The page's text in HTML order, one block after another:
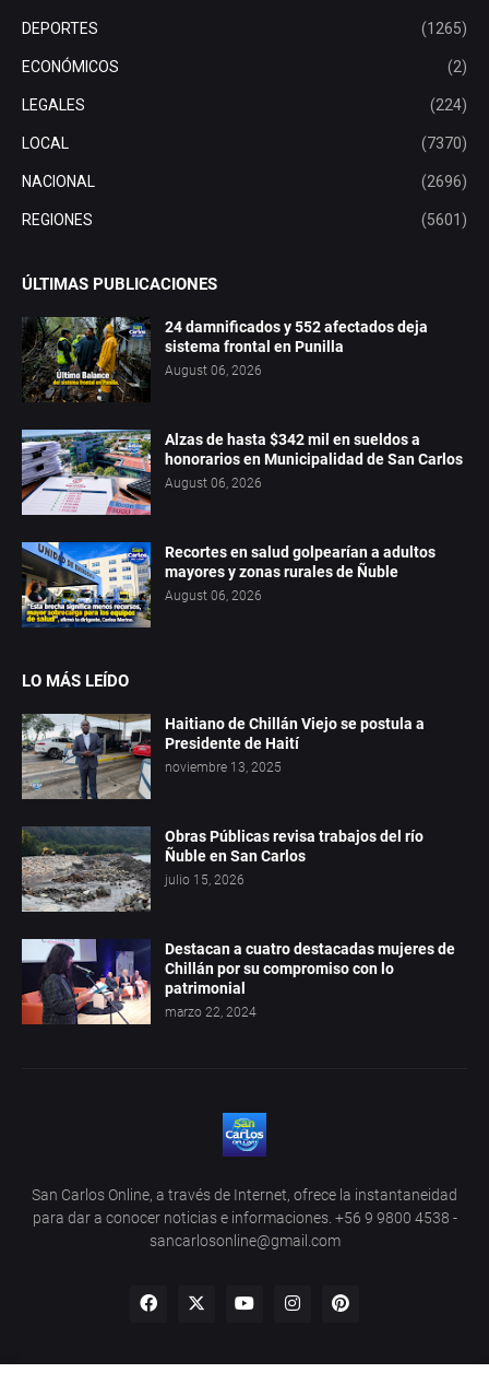
DEPORTES (1265)
ECONÓMICOS (2)
LEGALES (224)
LOCAL (7370)
NACIONAL (2696)
REGIONES (5601)
ÚLTIMAS PUBLICACIONES
24 damnificados y 552 afectados deja
sistema frontal en Punilla
August 06, 2026
Alzas de hasta $342 mil en sueldos a
honorarios en Municipalidad de San Carlos
August 06, 2026
Recortes en salud golpearían a adultos
mayores y zonas rurales de Ñuble
August 06, 2026
LO MÁS LEÍDO
Haitiano de Chillán Viejo se postula a
Presidente de Haití
noviembre 13, 2025
Obras Públicas revisa trabajos del río
Ñuble en San Carlos
julio 15, 2026
Destacan a cuatro destacadas mujeres de
Chillán por su compromiso con lo
patrimonial
marzo 22, 2024
San Carlos Online, a través de Internet, ofrece la instantaneidad
para dar a conocer noticias e informaciones. +56 9 9800 4538 -
sancarlosonline@gmail.com